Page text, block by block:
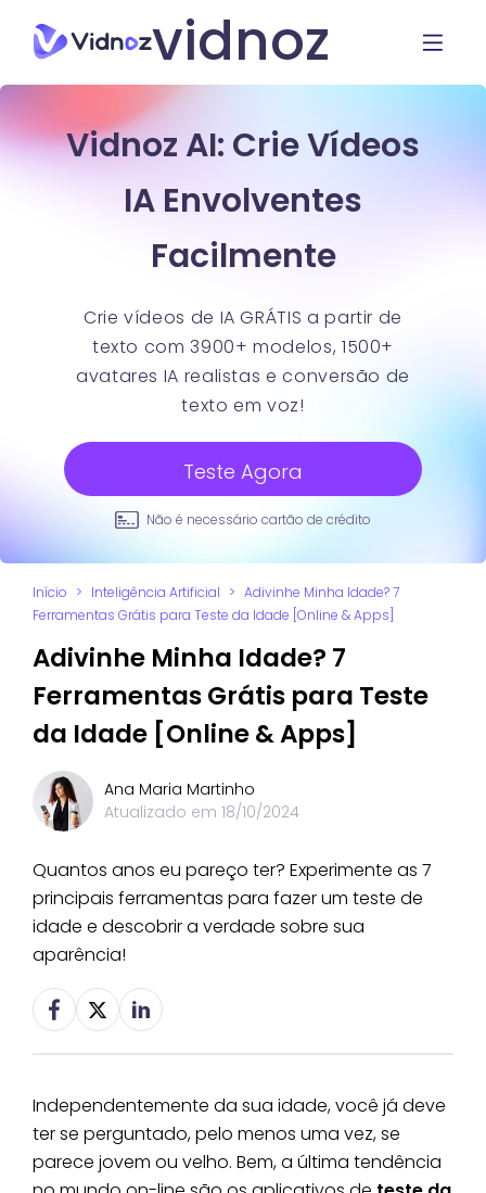
vidnoz
Vidnoz AI: Crie Vídeos
IA Envolventes
Facilmente
Crie vídeos de IA GRÁTIS a partir de
texto com 3900+ modelos, 1500+
avatares IA realistas e conversão de
texto em voz!
Teste Agora
Não é necessário cartão de crédito
Início > Inteligência Artificial > Adivinhe Minha Idade? 7
Ferramentas Grátis para Teste da Idade [Online & Apps]
Adivinhe Minha Idade? 7
Ferramentas Grátis para Teste
da Idade [Online & Apps]
Ana Maria Martinho
Atualizado em 18/10/2024
Quantos anos eu pareço ter? Experimente as 7
principais ferramentas para fazer um teste de
idade e descobrir a verdade sobre sua
aparência!
Independentemente da sua idade, você já deve
ter se perguntado, pelo menos uma vez, se
parece jovem ou velho. Bem, a última tendência